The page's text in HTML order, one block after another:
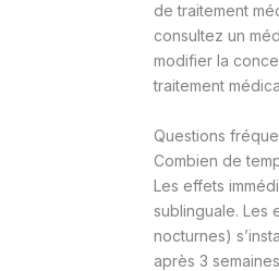
de traitement
consultez un
modifier la
traitement
Questions
Combien de
Les effets
sublinguale. Les
nocturnes)
après 3